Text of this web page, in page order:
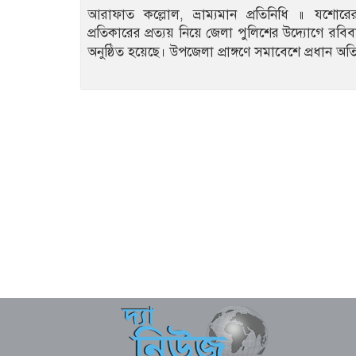
আরাফাত কল্লোল, ভ্রাম্যমান প্রতিনিধি ॥
প্রতিকারের প্রত্যয় নিয়ে জেলা পুলিশের উদ্যোগে
অনুষ্ঠিত হয়েছে। উপজেলা প্রাঙ্গণে সমাবেশে প্রধান